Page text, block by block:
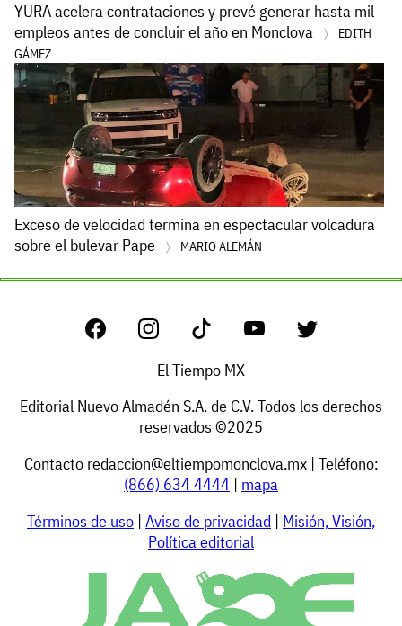
YURA acelera contrataciones y prevé generar hasta mil
empleos antes de concluir el año en Monclova
EDITH
GÁMEZ
Exceso de velocidad termina en espectacular volcadura
sobre el bulevar Pape
MARIO ALEMÁN
El Tiempo MX
Editorial Nuevo Almadén S.A. de C.V. Todos los derechos
reservados ©2025
Contacto redaccion@eltiempomonclova.mx| Teléfono:
(866) 634 4444 | mapa
Términos de uso | Aviso de privacidad | Misión, Visión,
Política editorial